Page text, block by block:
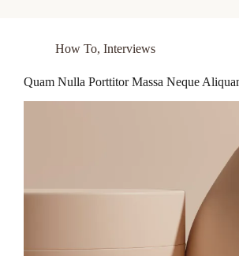
How To, Interviews
Quam Nulla Porttitor Massa Neque